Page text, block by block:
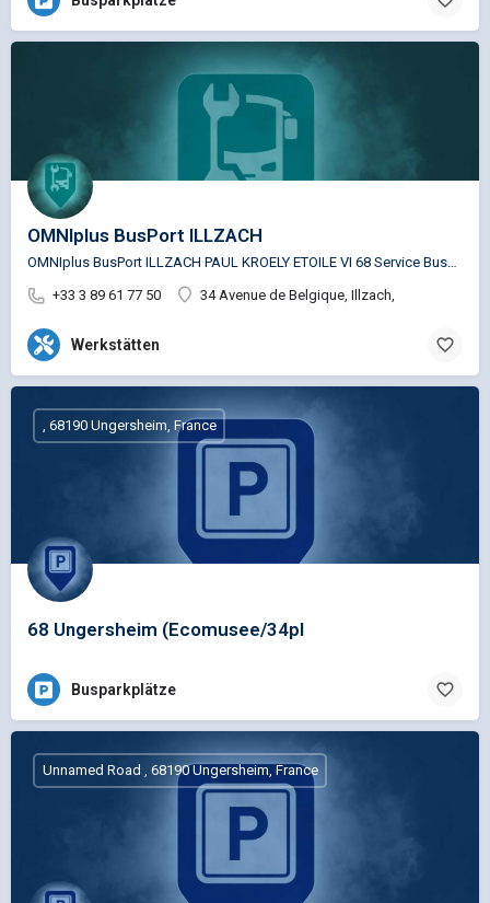
OMNIplus BusPort ILLZACH
+33 3 89 61 77 50
34 Avenue de Belgique, Illzach,
Werkstätten
68 Ungersheim (Ecomusee/34pl
, 68190 Ungersheim, France
Busparkplätze
Unnamed Road , 68190 Ungersheim, France